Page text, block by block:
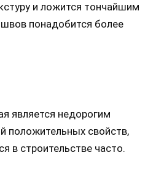
и ложится тончайшим
понадобится более
является недорогим
положительных свойств,
в строительстве часто.